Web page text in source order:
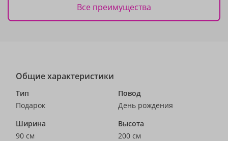
Все преимущества
Общие характеристики
Тип
Подарок
Повод
День рождения
Ширина
90 см
Высота
200 см